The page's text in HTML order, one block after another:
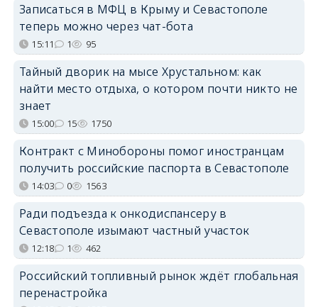
Записаться в МФЦ в Крыму и Севастополе
теперь можно через чат-бота
15:11 1 95
Тайный дворик на мысе Хрустальном: как
найти место отдыха, о котором почти никто не
знает
15:00 15 1750
Контракт с Минобороны помог иностранцам
получить российские паспорта в Севастополе
14:03 0 1563
Ради подъезда к онкодиспансеру в
Севастополе изымают частный участок
12:18 1 462
Российский топливный рынок ждёт глобальная
перенастройка